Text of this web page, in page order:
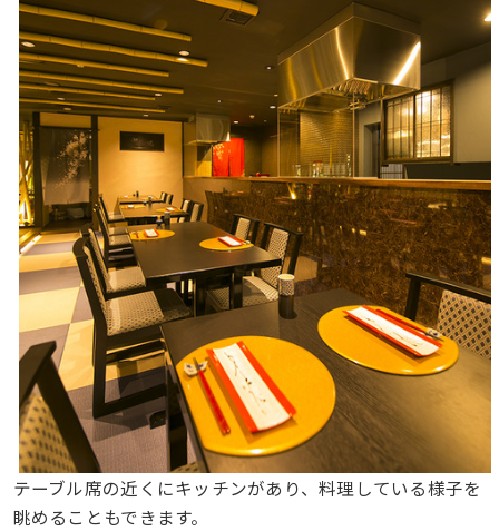
テーブル席の近くにキッチンがあり、料理している様子を
眺めることもできます。